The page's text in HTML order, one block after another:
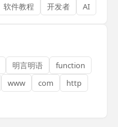
软件教程 开发者 AI
明言明语
function
www com
http